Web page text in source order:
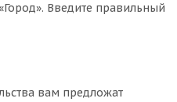
Введите правильный
вам предложат